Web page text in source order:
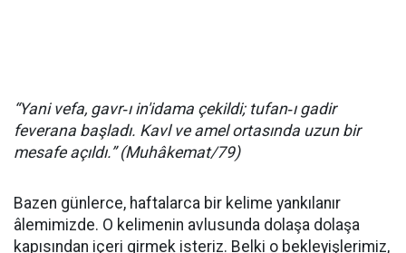
“Yani vefa, gavr‑ı in'idama çekildi; tufan‑ı gadir
feverana başladı. Kavl ve amel ortasında uzun bir
mesafe açıldı.” (Muhâkemat/79)
Bazen günlerce, haftalarca bir kelime yankılanır
âlemimizde. O kelimenin avlusunda dolaşa dolaşa
kapısından içeri girmek isteriz. Belki o bekleyişlerimiz,